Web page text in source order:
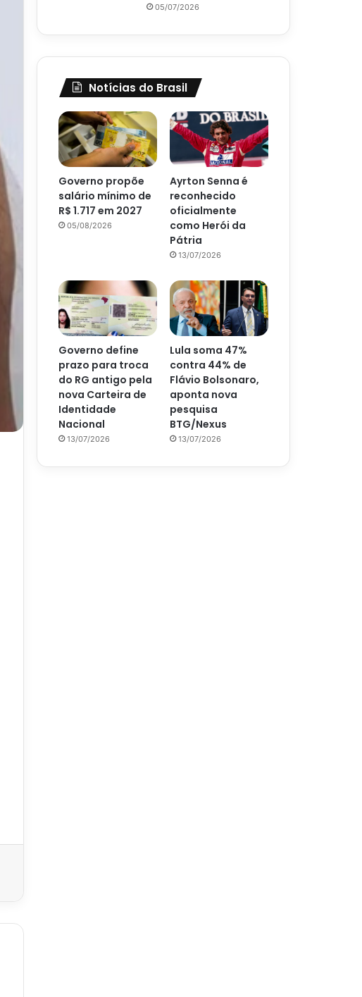
05/07/2026
Notícias do Brasil
Governo propõe
salário mínimo de
R$ 1.717 em 2027
05/08/2026
Ayrton Senna é
reconhecido
oficialmente
como Herói da
Pátria
13/07/2026
Governo define
prazo para troca
do RG antigo pela
nova Carteira de
Identidade
Nacional
13/07/2026
Lula soma 47%
contra 44% de
Flávio Bolsonaro,
aponta nova
pesquisa
BTG/Nexus
13/07/2026